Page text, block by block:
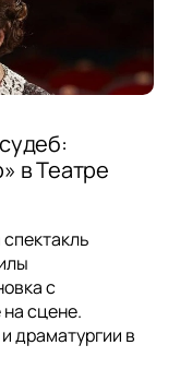
в Театре
с
сцене.
драматургии в